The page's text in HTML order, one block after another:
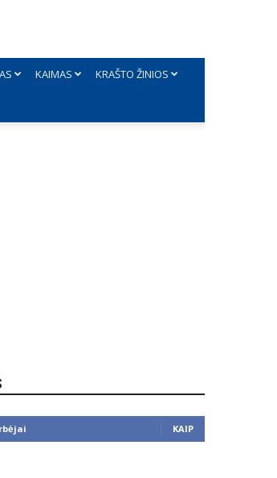
KAIMAS KRAŠTO ŽINIOS
KAIP